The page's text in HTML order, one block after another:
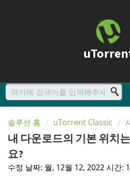
솔루션 홈 uTorrent Classic
내 다운로드의 기본 위치
요?
수정 날짜: 월, 12월 12, 2022 시간: